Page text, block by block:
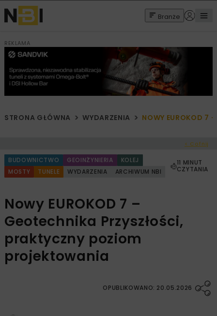
Branże
REKLAMA
STRONA GŁÓWNA WYDARZENIA NOWY EUROKOD 7
< Cofnij
BUDOWNICTWO GEOINŻYNIERIA
KOLEJ
MOSTY
TUNELE WYDARZENIA ARCHIWUM NBI
11 MINUT
CZYTANIA
Nowy EUROKOD 7 –
Geotechnika Przyszłości,
praktyczny poziom
projektowania
OPUBLIKOWANO: 20.05.2026